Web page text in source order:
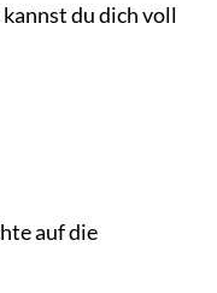
du dich voll
auf die